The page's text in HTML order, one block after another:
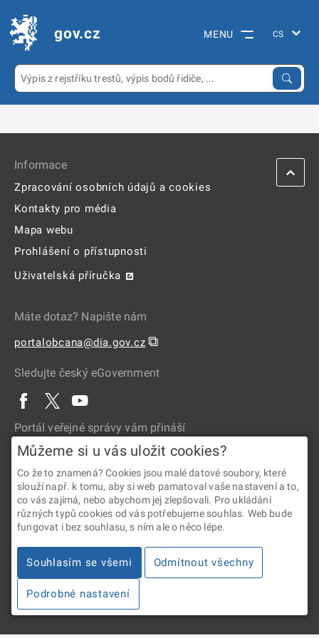
gov.cz MENU
Informace
Zpracování osobních údajů a cookies
Kontakty pro média
Mapa webu
Prohlášení o přístupnosti
Uživatelská příručka
Máte dotaz? Napište nám
portalobcana@dia.gov.cz ⧉
Sledujte český eGovernment
Portál veřejné správy vám přináší
2026 © Digitální a informační agentura • Informace jsou poskytovány
v souladu se zákonem č. 106/1999 Sb., o svobodném přístupu
Verze 4.2.288
Můžeme si u vás uložit cookies?
Co že to znamená? Cookies jsou malé datové soubory, které
slouží např. k tomu, aby si web pamatoval vaše nastavení a to,
co vás zajímá, nebo abychom jej zlepšovali. Pro ukládání
různých typů cookies od vás potřebujeme souhlas. Web bude
fungovat i bez souhlasu, s ním ale o něco lépe.
Souhlasím se všemi Odmítnout všechny
Podrobné nastavení